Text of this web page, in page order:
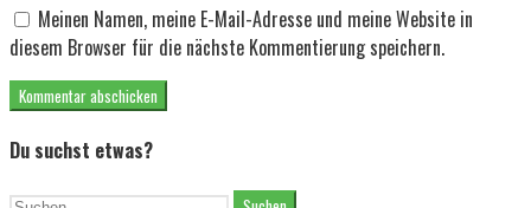
Meinen Namen, meine E-Mail-Adresse und meine Website in
diesem Browser für die nächste Kommentierung speichern.
Du suchst etwas?